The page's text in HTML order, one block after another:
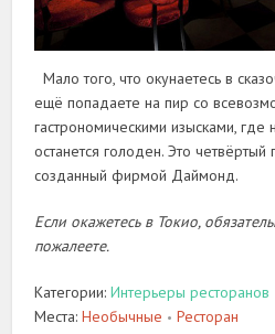
Мало того, что окунаетесь в
ещё попадаете на пир со
гастрономическими изысками, где
останется голоден. Это четвёртый
созданный фирмой Даймонд.
Если окажетесь в Токио,
пожалеете.
Категории:Интерьеры ресторанов
Места:Необычные • Ресторан